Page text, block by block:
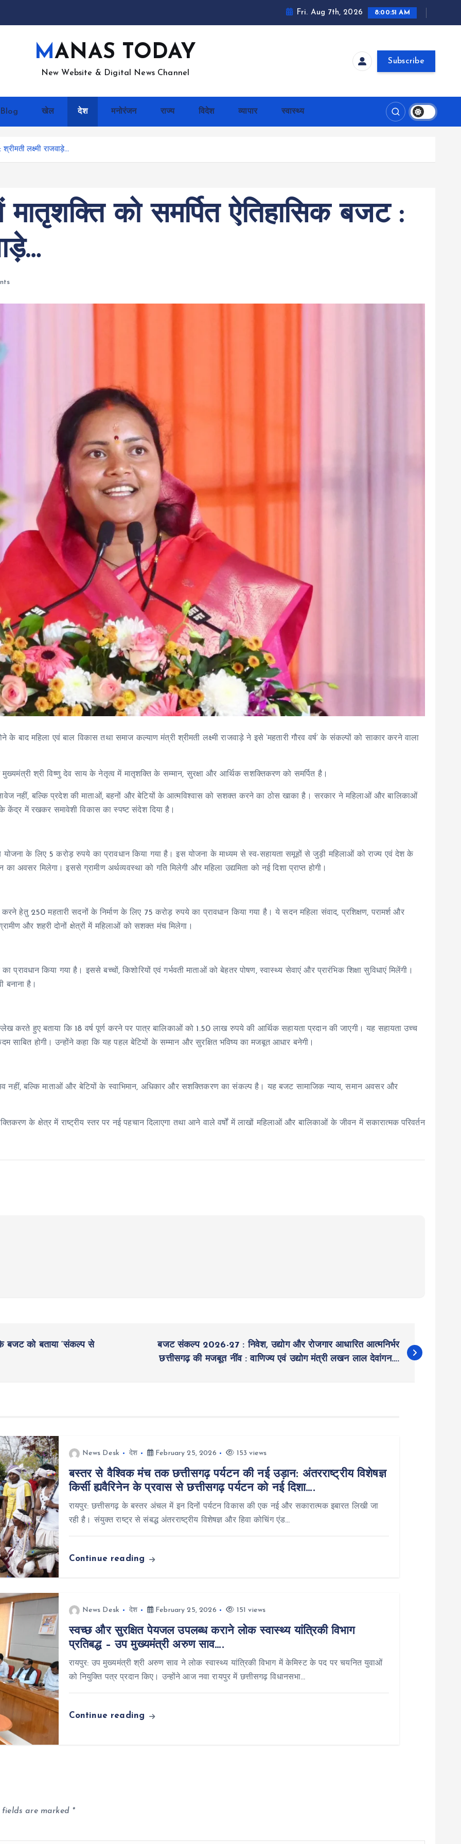
Fri. Aug 7th, 2026 8:00:53 AM
MANAS TODAY
New Website & Digital News Channel
Subscribe
Blog खेल देश मनोरंजन राज्य विदेश व्यापार स्वास्थ्य
श्रीमती लक्ष्मी राजवाड़े…
में मातृशक्ति को समर्पित ऐतिहासिक बजट :
बाद महिला एवं बाल विकास तथा समाज कल्याण मंत्री श्रीमती लक्ष्मी राजवाड़े ने इसे ‘महतारी गौरव वर्ष’ के संकल्पों को साकार करने वाला
मुख्यमंत्री श्री विष्णु देव साय के नेतृत्व में मातृशक्ति के सम्मान, सुरक्षा और आर्थिक सशक्तिकरण को समर्पित है।
नहीं, बल्कि प्रदेश की माताओं, बहनों और बेटियों के आत्मविश्वास को सशक्त करने का ठोस खाका है। सरकार ने महिलाओं और बालिकाओं
के केंद्र में रखकर समावेशी विकास का स्पष्ट संदेश दिया है।
योजना के लिए 5 करोड़ रुपये का प्रावधान किया गया है। इस योजना के माध्यम से स्व-सहायता समूहों से जुड़ी महिलाओं को राज्य एवं देश के
मिलेगा। इससे ग्रामीण अर्थव्यवस्था को गति मिलेगी और महिला उद्यमिता को नई दिशा प्राप्त होगी।
हेतु 250 महतारी सदनों के निर्माण के लिए 75 करोड़ रुपये का प्रावधान किया गया है। ये सदन महिला संवाद, प्रशिक्षण, परामर्श और
और शहरी दोनों क्षेत्रों में महिलाओं को सशक्त मंच मिलेगा।
किया गया है। इससे बच्चों, किशोरियों एवं गर्भवती माताओं को बेहतर पोषण, स्वास्थ्य सेवाएं और प्रारंभिक शिक्षा सुविधाएं मिलेंगी।
बनाना है।
करते हुए बताया कि 18 वर्ष पूर्ण करने पर पात्र बालिकाओं को 1.50 लाख रुपये की आर्थिक सहायता प्रदान की जाएगी। यह सहायता उच्च
साबित होगी। उन्होंने कहा कि यह पहल बेटियों के सम्मान और सुरक्षित भविष्य का मजबूत आधार बनेगी।
नहीं, बल्कि माताओं और बेटियों के स्वाभिमान, अधिकार और सशक्तिकरण का संकल्प है। यह बजट सामाजिक न्याय, समान अवसर और
के क्षेत्र में राष्ट्रीय स्तर पर नई पहचान दिलाएगा तथा आने वाले वर्षों में लाखों महिलाओं और बालिकाओं के जीवन में सकारात्मक परिवर्तन
बजट को बताया ‘संकल्प से
बजट संकल्प 2026-27 : निवेश, उद्योग और रोजगार आधारित आत्मनिर्भर
छत्तीसगढ़ की मजबूत नींव : वाणिज्य एवं उद्योग मंत्री लखन लाल देवांगन….
News Desk देश February 25, 2026 153 views
बस्तर से वैश्विक मंच तक छत्तीसगढ़ पर्यटन की नई उड़ान: अंतरराष्ट्रीय विशेषज्ञ
किर्सी ह्यवैरिनेन के प्रवास से छत्तीसगढ़ पर्यटन को नई दिशा….
रायपुर: छत्तीसगढ़ के बस्तर अंचल में इन दिनों पर्यटन विकास की एक नई और सकारात्मक इबारत लिखी जा
रही है। संयुक्त राष्ट्र से संबद्ध अंतरराष्ट्रीय विशेषज्ञ और हिवा कोचिंग एंड…
Continue reading
News Desk देश February 25, 2026 151 views
स्वच्छ और सुरक्षित पेयजल उपलब्ध कराने लोक स्वास्थ्य यांत्रिकी विभाग
प्रतिबद्ध – उप मुख्यमंत्री अरुण साव….
रायपुर: उप मुख्यमंत्री श्री अरुण साव ने लोक स्वास्थ्य यांत्रिकी विभाग में केमिस्ट के पद पर चयनित युवाओं
को नियुक्ति पत्र प्रदान किए। उन्होंने आज नवा रायपुर में छत्तीसगढ़ विधानसभा…
Continue reading
fields are marked *